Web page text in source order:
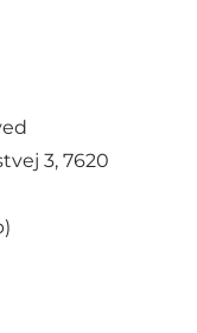
3, 7620